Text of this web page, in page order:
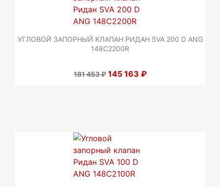
УГЛОВОЙ ЗАПОРНЫЙ КЛАПАН РИДАН SVA 200 D ANG
148C2200R
181 453 ₽ 145 163 ₽